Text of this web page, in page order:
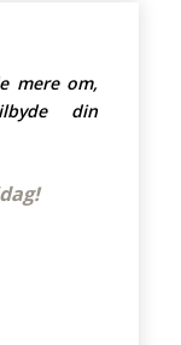
mere om,
din